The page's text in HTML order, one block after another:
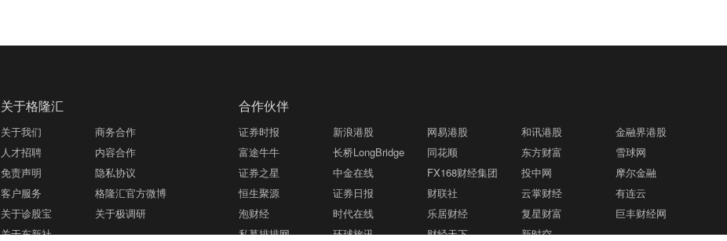
关于格隆汇
关于我们
商务合作
人才招聘
内容合作
免责声明
隐私协议
客户服务
格隆汇官方微博
关于诊股宝
关于极调研
关于东新社
合作伙伴
证券时报 新浪港股 网易港股 和讯港股
金融界港股
富途牛牛
长桥LongBridge 同花顺 东方财富
雪球网
证券之星
中金在线 FX168财经集团 投中网
摩尔金融
恒生聚源
证券日报 财联社 云掌财经
有连云
泡财经
时代在线 乐居财经 复星财富
巨丰财经网
私募排排网
环球旅讯 财经天下 新时空